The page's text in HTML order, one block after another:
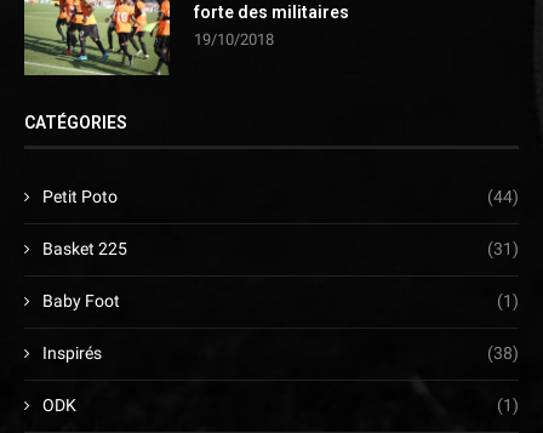
forte des militaires
19/10/2018
CATÉGORIES
Petit Poto (44)
Basket 225 (31)
Baby Foot (1)
Inspirés (38)
ODK (1)